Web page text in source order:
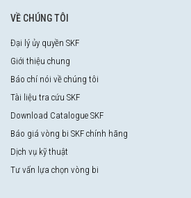
VỀ CHÚNG TÔI
Đại lý ủy quyền SKF
Giới thiệu chung
Báo chí nói về chúng tôi
Tài liệu tra cứu SKF
Download Catalogue SKF
Báo giá vòng bi SKF chính hãng
Dịch vụ kỹ thuật
Tư vấn lựa chọn vòng bi